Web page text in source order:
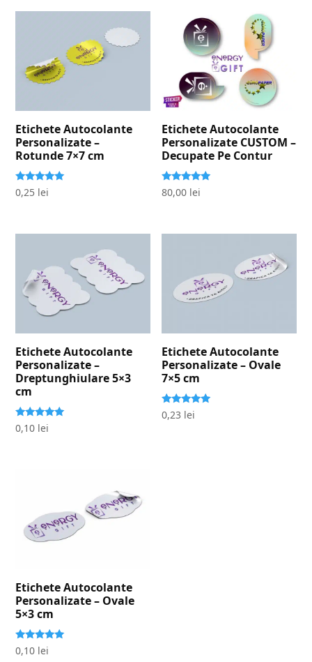
Etichete Autocolante
Personalizate –
Rotunde 7×7 cm
Evaluat la
5.00
0,25 lei
Etichete Autocolante
Personalizate CUSTOM –
Decupate Pe Contur
Evaluat la
5.00
80,00 lei
Etichete Autocolante
Personalizate –
Dreptunghiulare 5×3
cm
Evaluat la
5.00
0,10 lei
Etichete Autocolante
Personalizate – Ovale
7×5 cm
Evaluat la
5.00
0,23 lei
Etichete Autocolante
Personalizate – Ovale
5×3 cm
Evaluat la
5.00
0,10 lei